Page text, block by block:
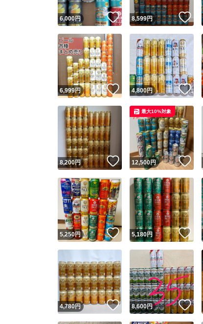
安
取
6,000円 いいね！
8,599円 い
6,999円 いいね！
4,800円 い
8,200円 いいね！
12,500円
最大10%対象
5,250円 いいね！
5,180円
4,780円 いいね！
8,600円 い